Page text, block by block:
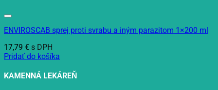
ENVIROSCAB sprej proti svrabu a iným parazitom 1×200 ml
17,79 € s DPH
Pridať do košíka
KAMENNÁ LEKÁREŇ